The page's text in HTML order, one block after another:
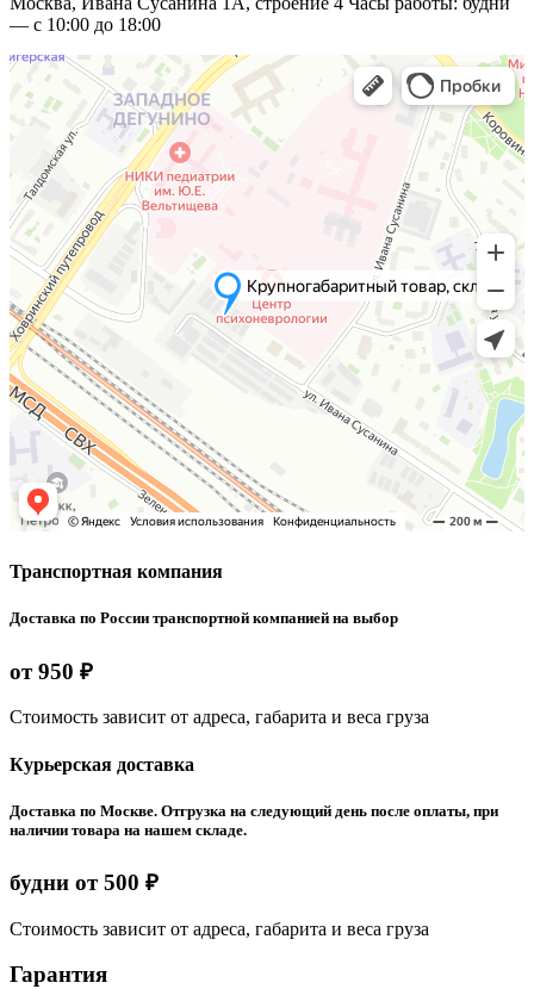
— с 10:00 до 18:00
Транспортная компания
Доставка по России транспортной компанией на выбор
от 950 ₽
Стоимость зависит от адреса, габарита и веса груза
Курьерская доставка
Доставка по Москве. Отгрузка на следующий день после оплаты, при
наличии товара на нашем складе.
будни от 500 ₽
Стоимость зависит от адреса, габарита и веса груза
Гарантия